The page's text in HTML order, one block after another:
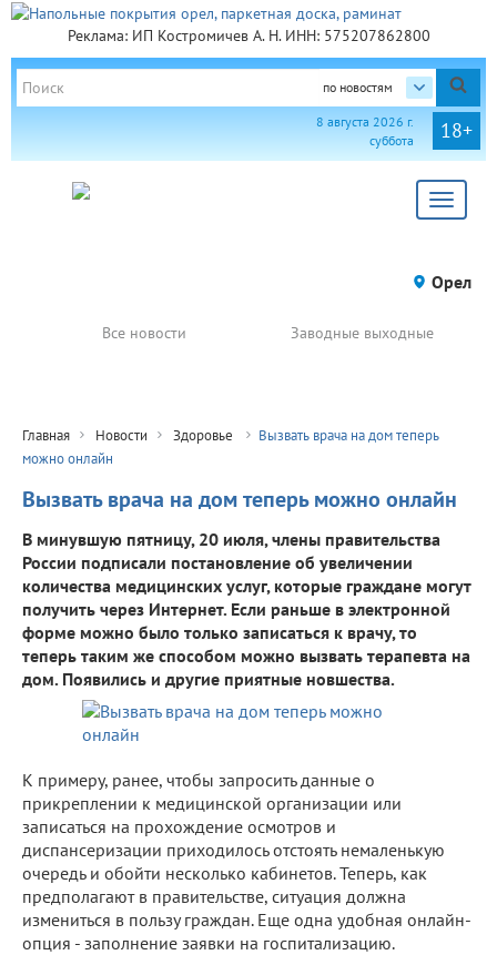
Реклама: ИП Костромичев А. Н. ИНН: 575207862800
по новостям
18+
8 августа 2026 г.
суббота
Toggle
Орел
Все новости Заводные выходные
Главная Новости Здоровье
Вызвать врача на дом теперь
можно онлайн
Вызвать врача на дом теперь можно онлайн
В минувшую пятницу, 20 июля, члены правительства
России подписали постановление об увеличении
количества медицинских услуг, которые граждане могут
получить через Интернет. Если раньше в электронной
форме можно было только записаться к врачу, то
теперь таким же способом можно вызвать терапевта на
дом. Появились и другие приятные новшества.
К примеру, ранее, чтобы запросить данные о
прикреплении к медицинской организации или
записаться на прохождение осмотров и
диспансеризации приходилось отстоять немаленькую
очередь и обойти несколько кабинетов. Теперь, как
предполагают в правительстве, ситуация должна
измениться в пользу граждан. Еще одна удобная онлайн-
опция - заполнение заявки на госпитализацию.